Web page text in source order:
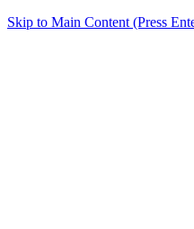
Skip to Main Content (Press